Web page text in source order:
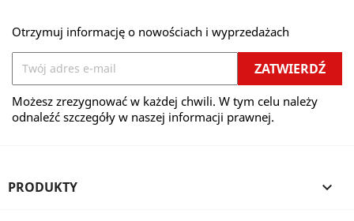
Otrzymuj informację o nowościach i wyprzedażach
Możesz zrezygnować w każdej chwili. W tym celu należy
odnaleźć szczegóły w naszej informacji prawnej.
PRODUKTY 